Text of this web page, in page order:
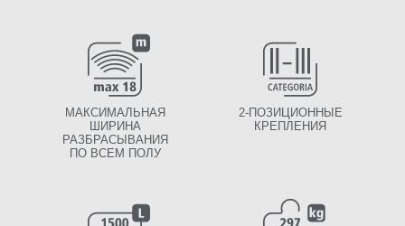
МАКСИМАЛЬНАЯ
ШИРИНА
РАЗБРАСЫВАНИЯ
ПО ВСЕМ ПОЛУ
2-ПОЗИЦИОННЫЕ
КРЕПЛЕНИЯ